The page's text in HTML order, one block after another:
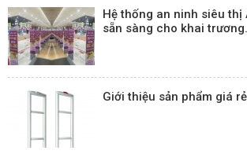
Hệ thống an ninh siêu thị
sẵn sàng cho khai trương.
Giới thiệu sản phẩm giá